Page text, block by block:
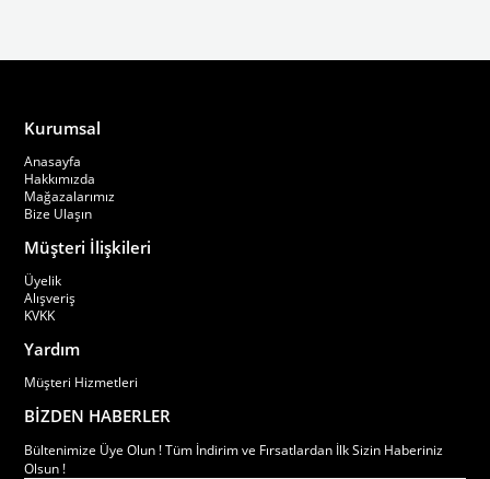
Kurumsal
Anasayfa
Hakkımızda
Mağazalarımız
Bize Ulaşın
Müşteri İlişkileri
Üyelik
Alışveriş
KVKK
Yardım
Müşteri Hizmetleri
BİZDEN HABERLER
Bültenimize Üye Olun ! Tüm İndirim ve Fırsatlardan İlk Sizin Haberiniz
Olsun !